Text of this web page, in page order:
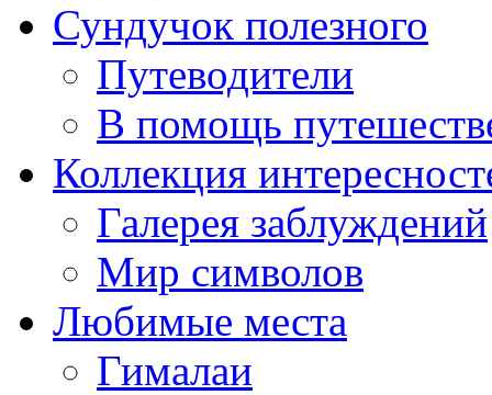
Сундучок полезного
Путеводители
В помощь
Коллекция
Галерея заблуждений
Мир символов
Любимые места
Гималаи